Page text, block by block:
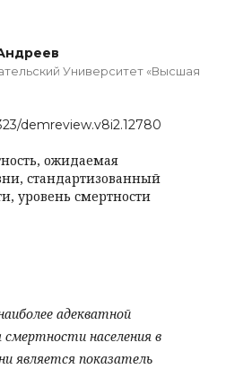
Университет «Высшая
demreview.v8i2.12780
ожидаемая
стандартизованный
уровень смертности
адекватной
населения в
является показатель